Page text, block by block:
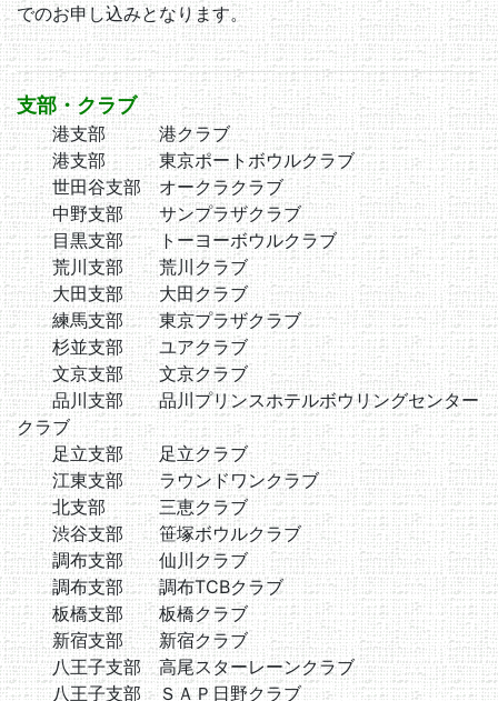
でのお申し込みとなります。
支部・クラブ
港支部 港クラブ
港支部 東京ポートボウルクラブ
世田谷支部 オークラクラブ
中野支部 サンプラザクラブ
目黒支部 トーヨーボウルクラブ
荒川支部 荒川クラブ
大田支部 大田クラブ
練馬支部 東京プラザクラブ
杉並支部 ユアクラブ
文京支部 文京クラブ
品川支部 品川プリンスホテルボウリングセンター
クラブ
足立支部 足立クラブ
江東支部 ラウンドワンクラブ
北支部 三恵クラブ
渋谷支部 笹塚ボウルクラブ
調布支部 仙川クラブ
調布支部 調布TCBクラブ
板橋支部 板橋クラブ
新宿支部 新宿クラブ
八王子支部 高尾スターレーンクラブ
八王子支部 ＳＡＰ日野クラブ